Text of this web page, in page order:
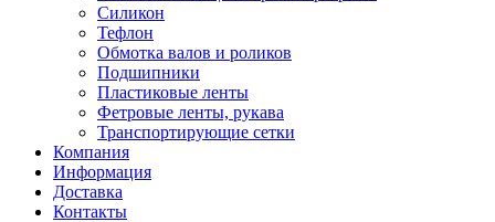
Силикон
Тефлон
Обмотка валов и роликов
Подшипники
Пластиковые ленты
Фетровые ленты, рукава
Транспортирующие сетки
Компания
Информация
Доставка
Контакты